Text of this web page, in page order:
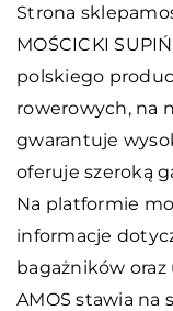
Strona
MOŚCICKI
polskiego
rowerowych, na
gwarantuje
oferuje szeroką
Na platformie
informacje
bagażników
AMOS stawia na